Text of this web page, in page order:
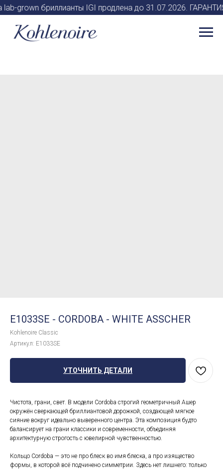
lab-grown бриллианты IGI продлена до 31.07.2026.
E1033SE - CORDOBA - WHITE ASSCHER
Kohlenoire Classic
Артикул: E1033SE
УТОЧНИТЬ ДЕТАЛИ
Чистота, грани, свет. В модели Cordoba строгий геометричный Ашер
окружён сверкающей бриллиантовой дорожкой, создающей мягкое
сияние вокруг идеально выверенного центра. Эта композиция будто
балансирует на грани классики и современности, объединяя
архитектурную строгость с ювелирной чувственностью.
Кольцо Cordoba — это не про блеск во имя блеска, а про изящество
формы, в которой всё подчинено симметрии. Здесь нет лишнего: только